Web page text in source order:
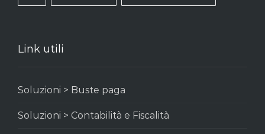
Link utili
Soluzioni > Buste paga
Soluzioni > Contabilità e Fiscalità